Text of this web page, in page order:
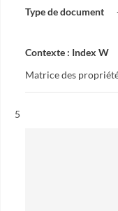
Type de document
Contexte : Index W
Matrice des
Résultat n°
5